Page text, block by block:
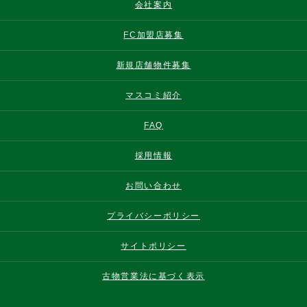
会社案内
FC加盟店募集
新規店舗物件募集
マスコミ紹介
FAQ
採用情報
お問い合わせ
プライバシーポリシー
サイトポリシー
古物営業法に基づく表示